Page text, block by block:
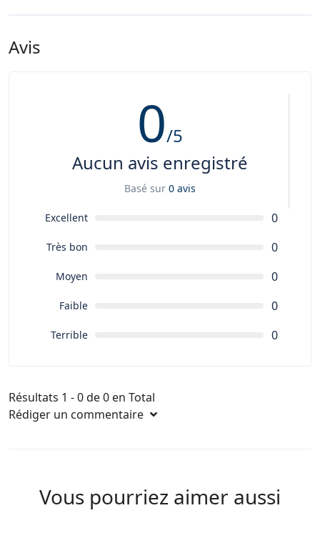
de temps. Le reste du matériel est fourni par l'école (planche,
combinaison, etc....).
Avis
0/5
Aucun avis enregistré
Basé sur 0 avis
Excellent 0
Très bon 0
Moyen 0
Faible 0
Terrible 0
Résultats 1 - 0 de 0 en Total
Rédiger un commentaire
Vous pourriez aimer aussi